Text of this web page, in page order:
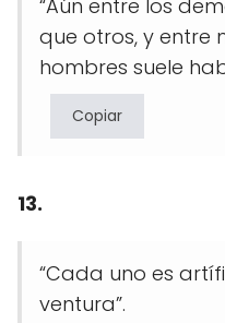
“Aún entre los
que otros, y entre
hombres suele
Copiar
13.
“Cada uno es
ventura”.